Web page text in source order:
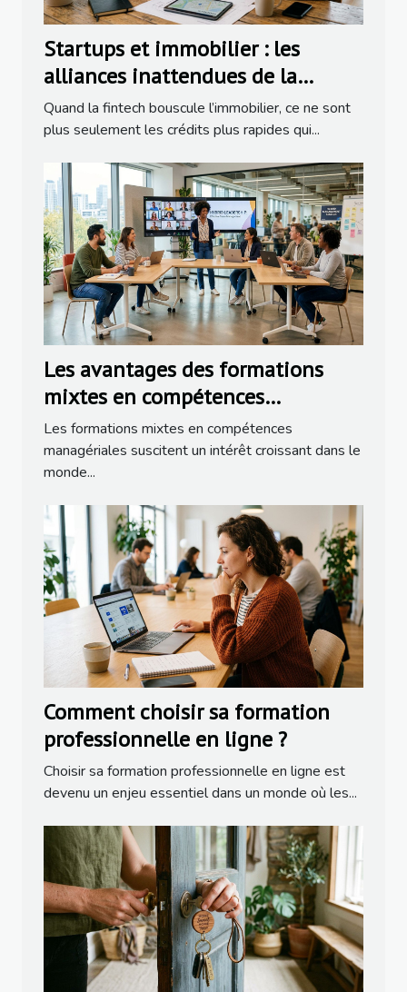
Startups et immobilier : les
alliances inattendues de la
fintech
Quand la fintech bouscule l’immobilier, ce ne sont
plus seulement les crédits plus rapides qui...
Les avantages des formations
mixtes en compétences
managériales
Les formations mixtes en compétences
managériales suscitent un intérêt croissant dans le
monde...
Comment choisir sa formation
professionnelle en ligne ?
Choisir sa formation professionnelle en ligne est
devenu un enjeu essentiel dans un monde où les...